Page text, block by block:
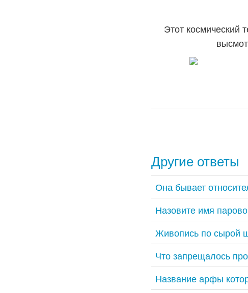
Этот космический
Другие ответы
Она бывает
Назовите имя
Живопись по сырой
Что запрещалось
Название арфы